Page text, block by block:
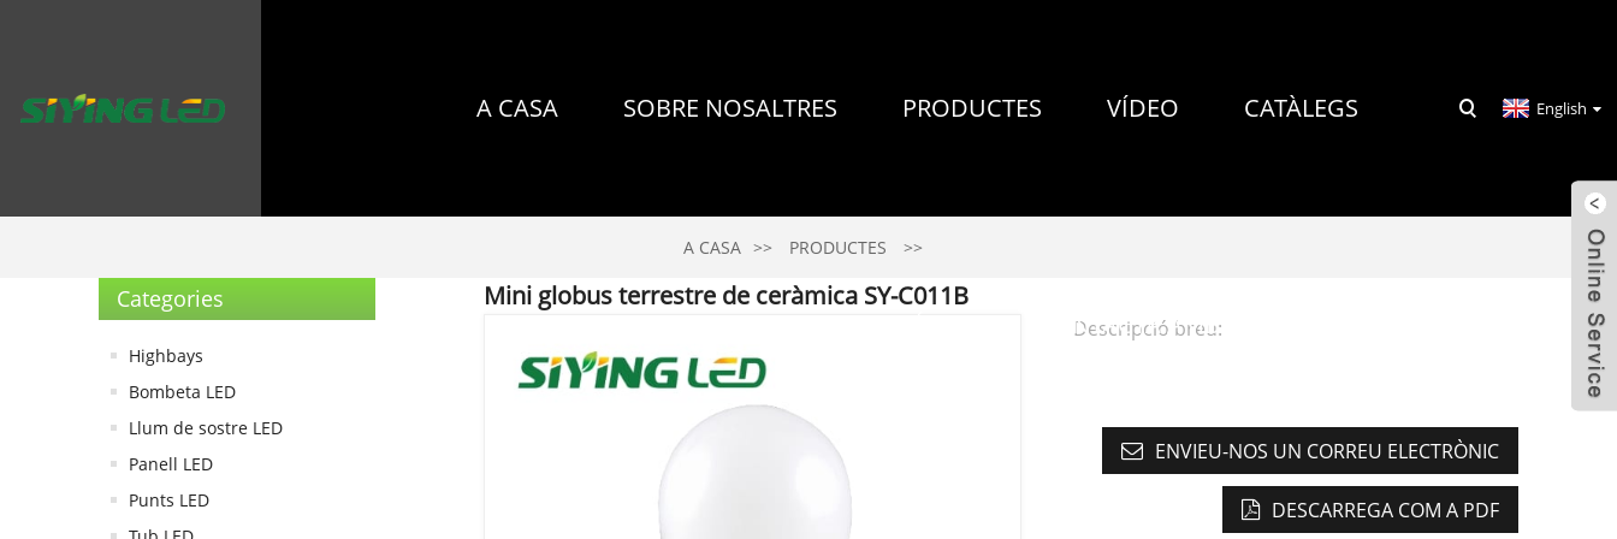
A CASA SOBRE NOSALTRES PRODUCTES VÍDEO CATÀLEGS
CONTACTA AMB NOSALTRES
English
A CASA PRODUCTES
Categories
Highbays
Bombeta LED
Llum de sostre LED
Panell LED
Punts LED
Mini globus terrestre de ceràmica SY-C011B
Descripció breu:
ENVIEU-NOS UN CORREU ELECTRÒNIC
DESCARREGA COM A PDF